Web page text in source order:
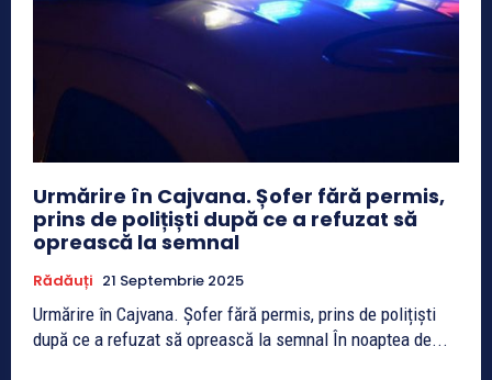
Urmărire în Cajvana. Șofer fără permis,
prins de polițiști după ce a refuzat să
oprească la semnal
Rădăuți 21 Septembrie 2025
Urmărire în Cajvana. Șofer fără permis, prins de polițiști
după ce a refuzat să oprească la semnal În noaptea de...